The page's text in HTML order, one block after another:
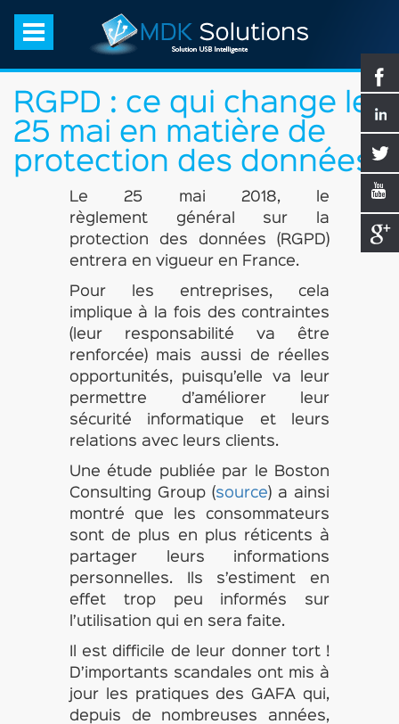
RGPD : ce qui change le
25 mai en matière de
protection des données
Le 25 mai 2018, le
règlement général sur la
protection des données (RGPD)
entrera en vigueur en France.
Pour les entreprises, cela
implique à la fois des contraintes
(leur responsabilité va être
renforcée) mais aussi de réelles
opportunités, puisqu’elle va leur
permettre d’améliorer leur
sécurité informatique et leurs
relations avec leurs clients.
Une étude publiée par le Boston
Consulting Group (source) a ainsi
montré que les consommateurs
sont de plus en plus réticents à
partager leurs informations
personnelles. Ils s’estiment en
effet trop peu informés sur
l’utilisation qui en sera faite.
Il est difficile de leur donner tort !
D’importants scandales ont mis à
jour les pratiques des GAFA qui,
depuis de nombreuses années,